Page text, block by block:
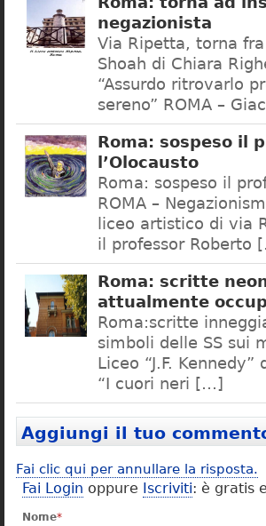
negazionista
Via Ripetta, torna
Shoah di Chiara
“Assurdo ritrovarlo
sereno” ROMA –
Roma: sospeso il
l’Olocausto
Roma: sospeso il
ROMA –
liceo artistico di via
il professor Roberto
Roma: scritte
attualmente
Roma:scritte
simboli delle SS sui
Liceo “J.F.
“I cuori neri […]
Aggiungi il tuo
Fai clic qui per annullare la risposta.
Fai Login oppure Iscriviti: è gratis
Nome*